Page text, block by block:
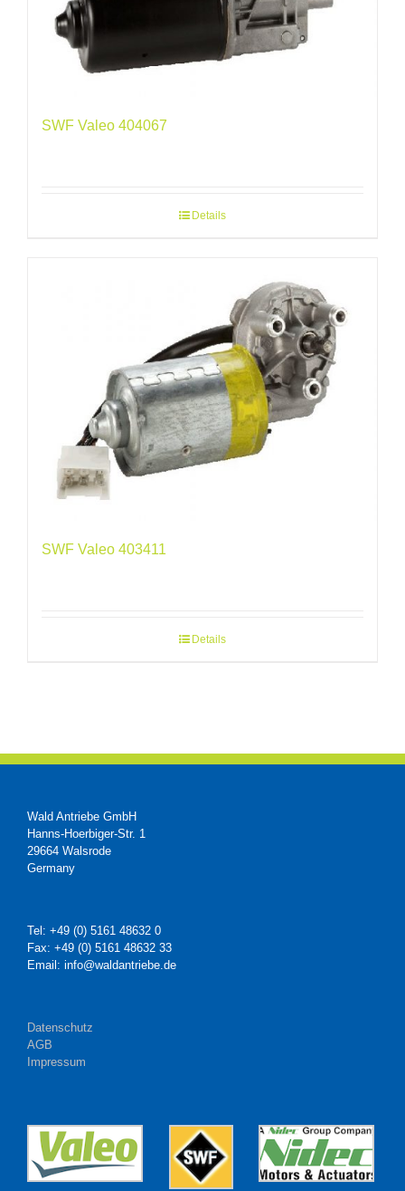
SWF Valeo 404067
Details
SWF Valeo 403411
Details
Wald Antriebe GmbH
Hanns-Hoerbiger-Str. 1
29664 Walsrode
Germany
Tel: +49 (0) 5161 48632 0
Fax: +49 (0) 5161 48632 33
Email: info@waldantriebe.de
Datenschutz
AGB
Impressum